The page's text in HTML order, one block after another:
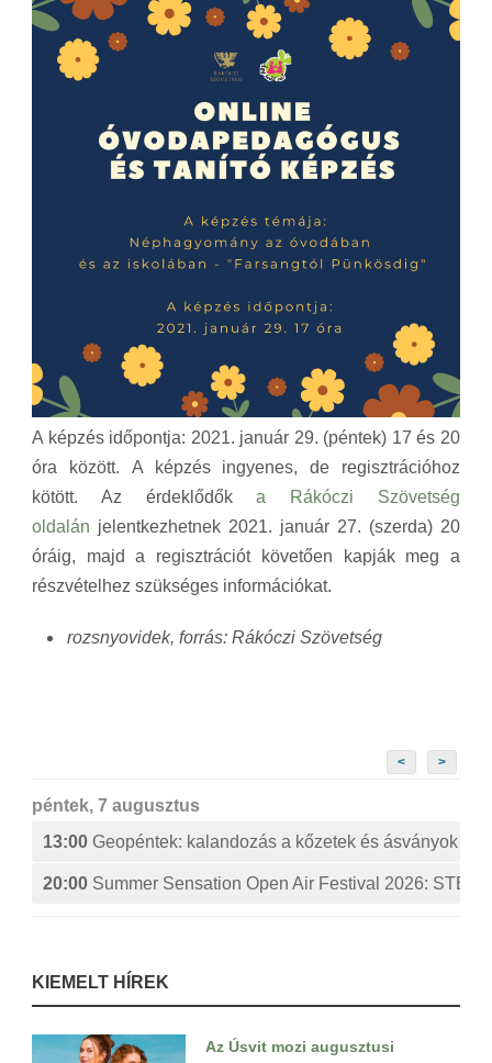
A képzés időpontja: 2021. január 29. (péntek) 17 és 20
óra között. A képzés ingyenes, de regisztrációhoz
kötött. Az érdeklődőka Rákóczi Szövetség
oldalán jelentkezhetnek 2021. január 27. (szerda) 20
óráig, majd a regisztrációt követően kapják meg a
részvételhez szükséges információkat.
rozsnyovidek, forrás: Rákóczi Szövetség
< >
péntek, 7 augusztus
13:00 Geopéntek: kalandozás a kőzetek és ásványok
20:00 Summer Sensation Open Air Festival 2026:
KIEMELT HÍREK
Az Úsvit mozi augusztusi